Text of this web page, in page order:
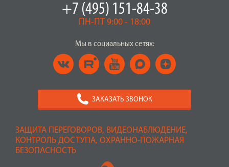
ЗАЩИТА ПЕРЕГОВОРОВ, ВИДЕОНАБЛЮДЕНИЕ,
КОНТРОЛЬ ДОСТУПА, ОХРАННО-ПОЖАРНАЯ
БЕЗОПАСНОСТЬ
+7 (495) 151-84-38
ПН-ПТ 9:00 - 18:00
Мы в социальных сетях:
ЗАКАЗАТЬ ЗВОНОК